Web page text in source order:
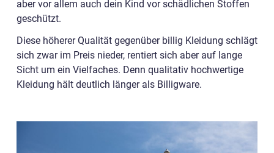
aber vor allem auch dein Kind vor schädlichen Stoffen
geschützt.
Diese höherer Qualität gegenüber billig Kleidung schlägt
sich zwar im Preis nieder, rentiert sich aber auf lange
Sicht um ein Vielfaches. Denn qualitativ hochwertige
Kleidung hält deutlich länger als Billigware.